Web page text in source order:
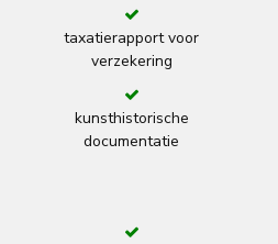
taxatierapport voor
verzekering
kunsthistorische
documentatie